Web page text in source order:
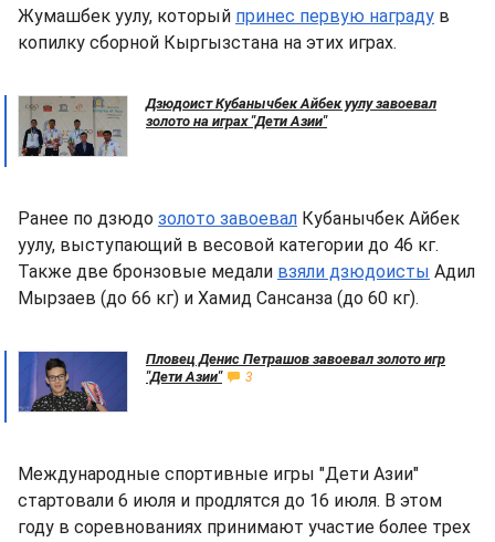
Жумашбек уулу, который принес первую награду в
копилку сборной Кыргызстана на этих играх.
Дзюдоист Кубанычбек Айбек уулу завоевал
золото на играх "Дети Азии"
Ранее по дзюдо золото завоевал Кубанычбек Айбек
уулу, выступающий в весовой категории до 46 кг.
Также две бронзовые медали взяли дзюдоисты Адил
Мырзаев (до 66 кг) и Хамид Сансанза (до 60 кг).
Пловец Денис Петрашов завоевал золото игр
"Дети Азии"
3
Международные спортивные игры "Дети Азии"
стартовали 6 июля и продлятся до 16 июля. В этом
году в соревнованиях принимают участие более трех